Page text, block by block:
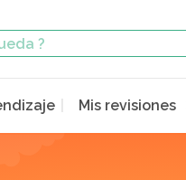
Mis revisiones